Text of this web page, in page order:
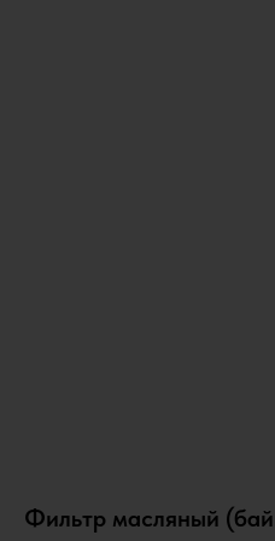
Фильтр масляный